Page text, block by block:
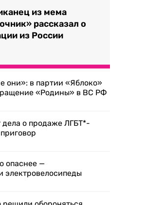
из мема
рассказал о
из России
они»: в партии «Яблоко»
«Родины» в ВС РФ
о продаже ЛГБТ*-
опаснее —
электровелосипеды